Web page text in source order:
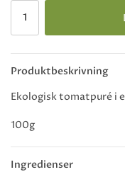
Produktbeskrivning
Ingredienser
Ekologisk tomatpuré i
100g